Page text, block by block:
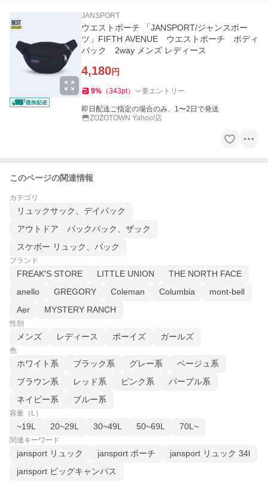
JANSPORT
ウエストポーチ 「JANSPORT/ジャンスポー
ツ」FIFTH AVENUE ウエストポーチ ボディ
バック 2way メンズ レディース
4,180円
9% （343pt） 要エントリー
即日配送ご指定の場合のみ、1〜2日で発送
ZOZOTOWN Yahoo!店
このページの関連情報
カテゴリ
リュックサック、デイパック
アウトドア バックパック、ザック
スケボー リュック、バック
ブランド
FREAK'S STORE LITTLE UNION
THE NORTH FACE
anello
GREGORY Coleman Columbia
mont-bell
Aer
MYSTERY RANCH
性別
メンズ レディース ボーイズ ガールズ
色
ホワイト系 ブラック系 グレー系
ベージュ系
ブラウン系
レッド系 ピンク系
パープル系
ネイビー系
ブルー系
容量（L）
~19L 20~29L 30~49L 50~69L 70L~
関連キーワード
jansport リュック jansport ポーチ
jansport リュック 34l
jansport ビッグキャンパス